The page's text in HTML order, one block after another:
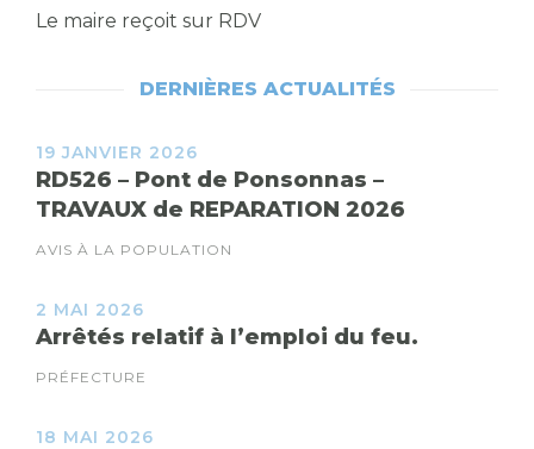
Le maire reçoit sur RDV
DERNIÈRES ACTUALITÉS
19 JANVIER 2026
RD526 – Pont de Ponsonnas –
TRAVAUX de REPARATION 2026
AVIS À LA POPULATION
2 MAI 2026
Arrêtés relatif à l’emploi du feu.
PRÉFECTURE
18 MAI 2026